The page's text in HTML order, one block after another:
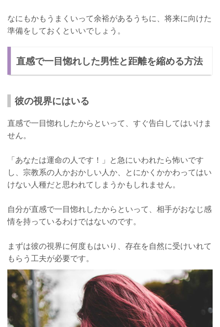
なにもかもうまくいって余裕があるうちに、将来に向けた
準備をしておくといいでしょう。
直感で一目惚れした男性と距離を縮める方法
彼の視界にはいる
直感で一目惚れしたからといって、すぐ告白してはいけま
せん。
「あなたは運命の人です！」と急にいわれたら怖いです
し、宗教系の人かおかしい人か、とにかくかかわってはい
けない人種だと思われてしまうかもしれません。
自分が直感で一目惚れしたからといって、相手がおなじ感
情を持っているわけではないのです。
まずは彼の視界に何度もはいり、存在を自然に受けいれて
もらう工夫が必要です。